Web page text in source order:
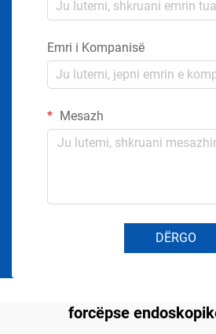
Emri i Kompanisë
Mesazh
DËRGO
forcëpse